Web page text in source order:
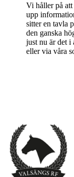
Vi håller på att
upp
sitter en tavla
den ganska
just nu är det
eller via våra